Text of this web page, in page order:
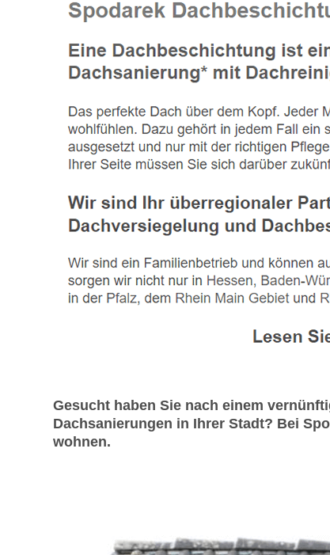
Gesucht haben Sie nach einem
Dachsanierungen in Ihrer Stadt? Bei
wohnen.